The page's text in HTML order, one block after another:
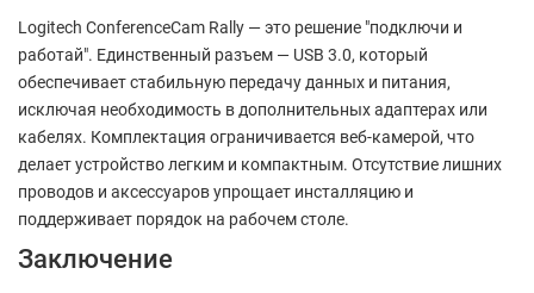
Logitech ConferenceCam Rally — это решение "подключи и
работай". Единственный разъем — USB 3.0, который
обеспечивает стабильную передачу данных и питания,
исключая необходимость в дополнительных адаптерах или
кабелях. Комплектация ограничивается веб-камерой, что
делает устройство легким и компактным. Отсутствие лишних
проводов и аксессуаров упрощает инсталляцию и
поддерживает порядок на рабочем столе.
Заключение